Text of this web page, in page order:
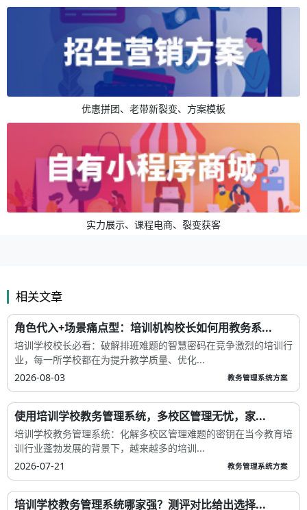
优惠拼团、老带新裂变、方案模板
实力展示、课程电商、裂变获客
相关文章
角色代入+场景痛点型：培训机构校长如何用教务系...
培训学校校长必看：破解排班难题的智慧密码在竞争激烈的培训行
业，每一所学校都在为提升教学质量、优化...
2026-08-03
教务管理系统方案
使用培训学校教务管理系统，多校区管理无忧，家...
培训学校教务管理系统：化解多校区管理难题的密钥在当今教育培
训行业蓬勃发展的背景下，越来越多的培训...
2026-07-21
教务管理系统方案
培训学校教务管理系统哪家强？测评对比给出选择...